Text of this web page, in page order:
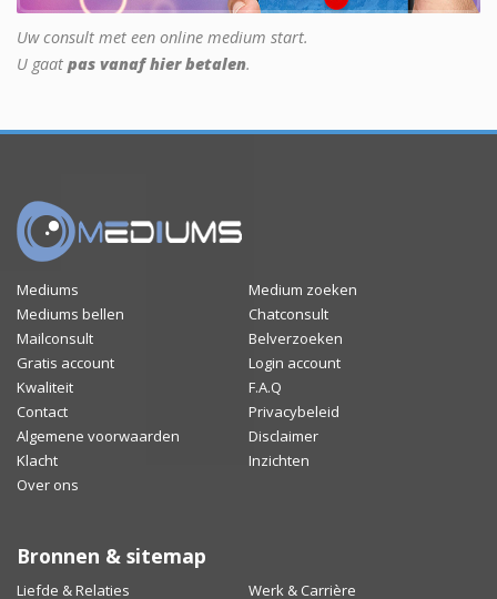
Uw consult met een online medium start.
U gaat pas vanaf hier betalen.
Mediums
Medium zoeken
Mediums bellen
Chatconsult
Mailconsult
Belverzoeken
Gratis account
Login account
Kwaliteit
F.A.Q
Contact
Privacybeleid
Algemene voorwaarden
Disclaimer
Klacht
Inzichten
Over ons
Bronnen & sitemap
Liefde & Relaties Werk & Carrière